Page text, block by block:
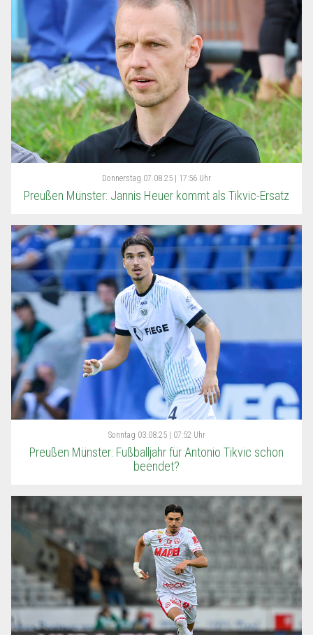
Donnerstag 07.08.25 | 17:56 Uhr
Preußen Münster: Jannis Heuer kommt als Tikvic-Ersatz
Sonntag 03.08.25 | 07:52 Uhr
Preußen Münster: Fußballjahr für Antonio Tikvic schon
beendet?